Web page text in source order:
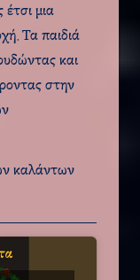
έτσι μια
Τα παιδιά
και
στην
καλάντων